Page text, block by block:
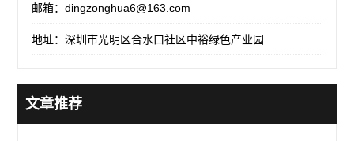
邮箱：dingzonghua6@163.com
地址：深圳市光明区合水口社区中裕绿色产业园
文章推荐